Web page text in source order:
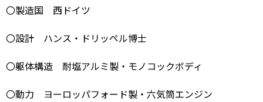
〇製造国 西ドイツ
〇設計 ハンス・ドリッペル博士
〇躯体構造 耐塩アルミ製・モノコックボディ
〇動力 ヨーロッパフォード製・六気筒エンジン